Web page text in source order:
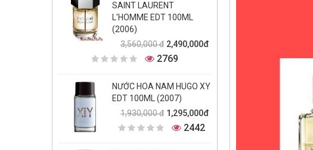
SAINT LAURENT
L'HOMME EDT 100ML
(2006)
3,560,000 đ 2,490,000đ
2769
NƯỚC HOA NAM HUGO XY
EDT 100ML (2007)
1,930,000 đ 1,295,000đ
2442